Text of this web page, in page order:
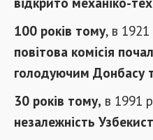
100 років тому, в 1921
повітова комісія
голодуючим Донбасу
30 років тому, в 1991
незалежність